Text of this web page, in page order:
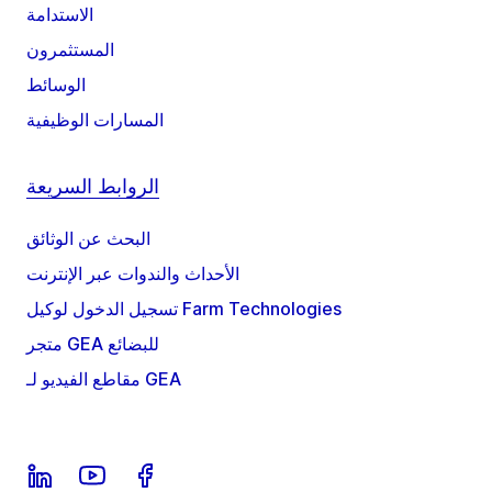
الاستدامة
المستثمرون
الوسائط
المسارات الوظيفية
الروابط السريعة
البحث عن الوثائق
الأحداث والندوات عبر الإنترنت
تسجيل الدخول لوكيل Farm Technologies
متجر GEA للبضائع
مقاطع الفيديو لـ GEA